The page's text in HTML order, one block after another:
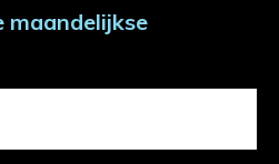
maandelijkse